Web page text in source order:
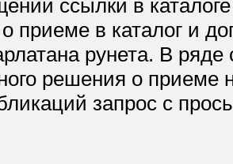
ссылки в
приеме в каталог и
рунета. В
решения о приеме
запрос с